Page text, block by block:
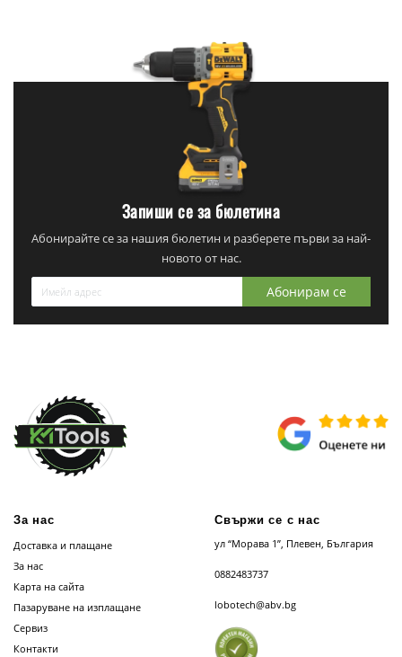
Запиши се за бюлетина
Абонирайте се за нашия бюлетин и разберете първи за най-
новото от нас.
Абонирам се
За нас
Доставка и плащане
За нас
Карта на сайта
Пазаруване на изплащане
Сервиз
Контакти
Свържи се с нас
ул “Морава 1”, Плевен, България
0882483737
lobotech@abv.bg